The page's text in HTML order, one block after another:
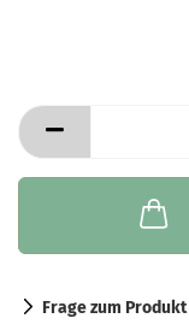
Frage zum Produkt